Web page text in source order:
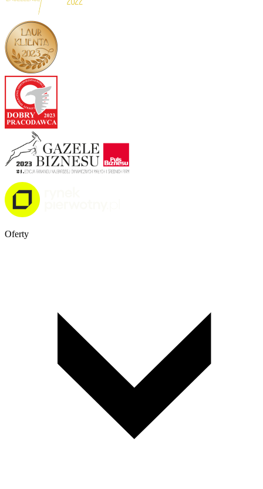
Oferty